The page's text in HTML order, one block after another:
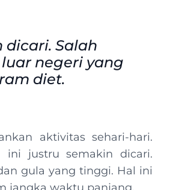
Salah
negeri yang
diet.
aktivitas sehari-hari.
ini justru semakin dicari.
gula yang tinggi. Hal ini